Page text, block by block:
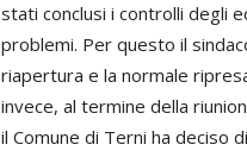
stati conclusi i controlli degli
problemi. Per questo il
riapertura e la normale
invece, al termine della
il Comune di Terni ha deciso